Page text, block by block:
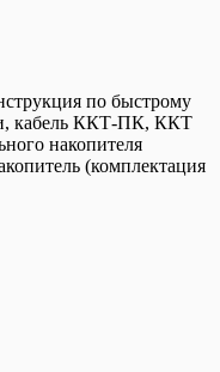
по быстрому
кабель ККТ-ПК, ККТ
накопителя
(комплектация